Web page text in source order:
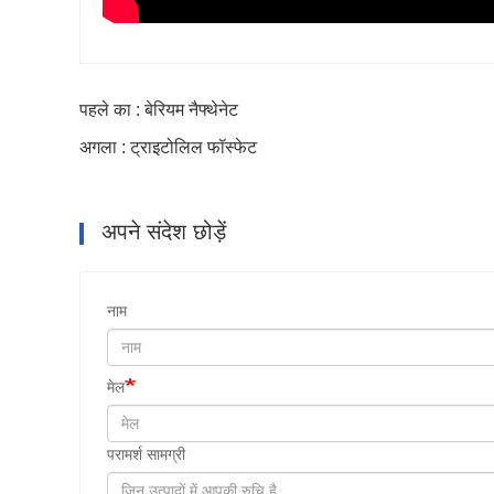
पहले का : बेरियम नैफ्थेनेट
अगला : ट्राइटोलिल फॉस्फेट
अपने संदेश छोड़ें
नाम
मेल
परामर्श सामग्री